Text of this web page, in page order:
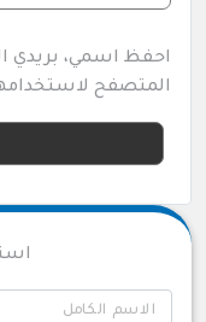
احفظ اسمي، بريدي
المتصفح
الاسم الكامل